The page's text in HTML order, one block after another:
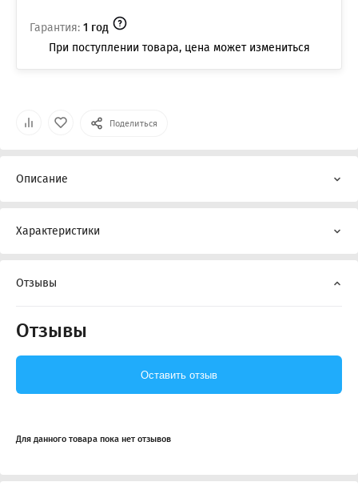
Поделиться
Гарантия: 1 год
При поступлении товара, цена может измениться
Описание
Характеристики
Отзывы
Отзывы
Для данного товара пока нет отзывов
Оставить отзыв